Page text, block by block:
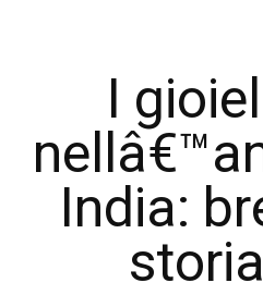
I
India:
storia